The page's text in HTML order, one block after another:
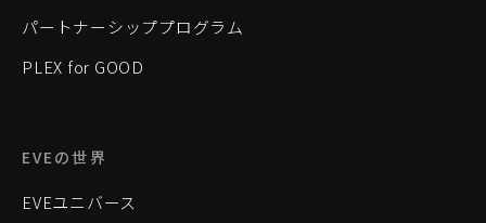
パートナーシッププログラム
PLEX for GOOD
EVEの世界
EVEユニバース